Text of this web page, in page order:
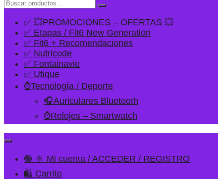
✅ 💥PROMOCIONES – OFERTAS 💥
✅ Etapas / Fit6 New Generation
✅ Fit6 + Recomendaciones
✅ Nutricode
✅ Fontainavie
✅ Utique
⌚Tecnología / Deporte
🎧Auriculares Bluetooth
⌚Relojes – Smartwatch
🟢 🔆 Mi cuenta / ACCEDER / REGISTRO
🛍️ Carrito